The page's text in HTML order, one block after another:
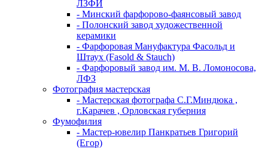
ЛЗФИ
- Минский фарфорово-фаянсовый завод
- Полонский завод художественной
керамики
- Фарфоровая Мануфактура Фасольд и
Штаух (Fasold & Stauch)
- Фарфоровый завод им. М. В. Ломоносова,
ЛФЗ
Фотография мастерская
- Мастерская фотографа С.Г.Миндюка ,
г.Карачев , Орловская губерния
Фумофилия
- Мастер-ювелир Панкратьев Григорий
(Егор)